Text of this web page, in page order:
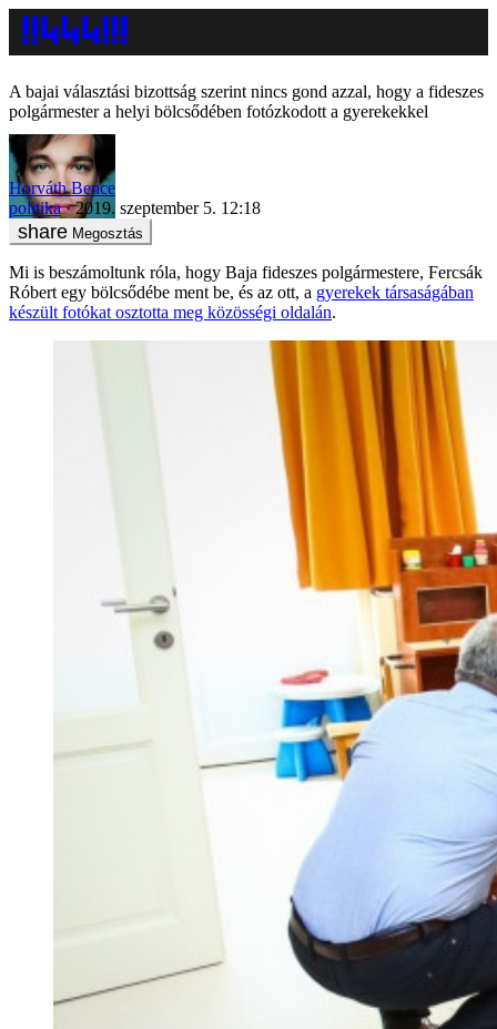
A bajai választási bizottság szerint nincs gond azzal, hogy a fideszes
polgármester a helyi bölcsődében fotózkodott a gyerekekkel
Horváth Bence
politika
2019. szeptember 5. 12:18
Megosztás
Mi is beszámoltunk róla, hogy Baja fideszes polgármestere, Fercsák
Róbert egy bölcsődébe ment be, és az ott, a gyerekek társaságában
készült fotókat osztotta meg közösségi oldalán.